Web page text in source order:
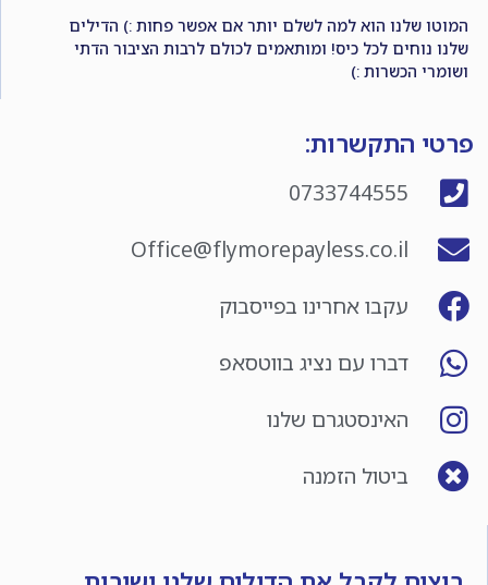
המוטו שלנו הוא למה לשלם יותר אם אפשר פחות :) הדילים
שלנו נוחים לכל כיס! ומותאמים לכולם לרבות הציבור הדתי
ושומרי הכשרות :)
פרטי התקשרות:
0733744555
Office@flymorepayless.co.il
עקבו אחרינו בפייסבוק
דברו עם נציג בווטסאפ
האינסטגרם שלנו
ביטול הזמנה